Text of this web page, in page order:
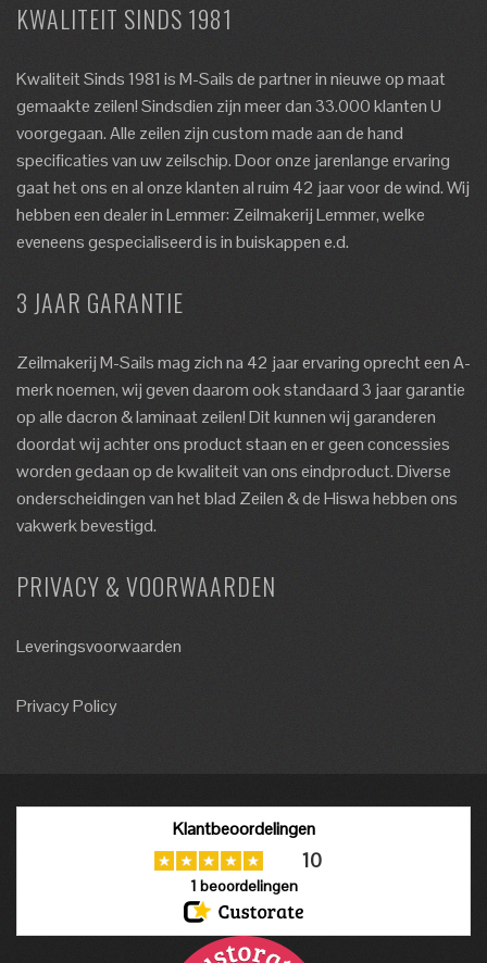
KWALITEIT SINDS 1981
Kwaliteit Sinds 1981 is M-Sails de partner in nieuwe op maat
gemaakte zeilen! Sindsdien zijn meer dan 33.000 klanten U
voorgegaan. Alle zeilen zijn custom made aan de hand
specificaties van uw zeilschip. Door onze jarenlange ervaring
gaat het ons en al onze klanten al ruim 42 jaar voor de wind. Wij
hebben een dealer in Lemmer: Zeilmakerij Lemmer, welke
eveneens gespecialiseerd is in buiskappen e.d.
3 JAAR GARANTIE
Zeilmakerij M-Sails mag zich na 42 jaar ervaring oprecht een A-
merk noemen, wij geven daarom ook standaard 3 jaar garantie
op alle dacron & laminaat zeilen! Dit kunnen wij garanderen
doordat wij achter ons product staan en er geen concessies
worden gedaan op de kwaliteit van ons eindproduct. Diverse
onderscheidingen van het blad Zeilen & de Hiswa hebben ons
vakwerk bevestigd.
PRIVACY & VOORWAARDEN
Leveringsvoorwaarden
Privacy Policy
Klantbeoordelingen
10
1 beoordelingen